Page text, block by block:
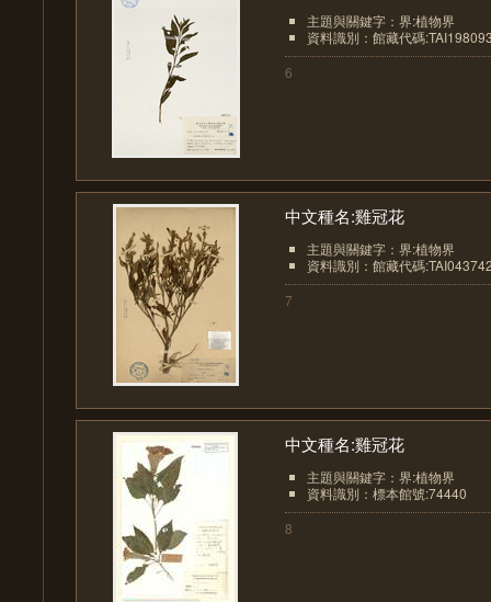
主題與關鍵字：界:植物界
資料識別：館藏代碼
6
中文種名:雞冠花
主題與關鍵字：界:植物界
資料識別：館藏代碼
7
中文種名:雞冠花
主題與關鍵字：界:植物界
資料識別：標本館號:74440
8